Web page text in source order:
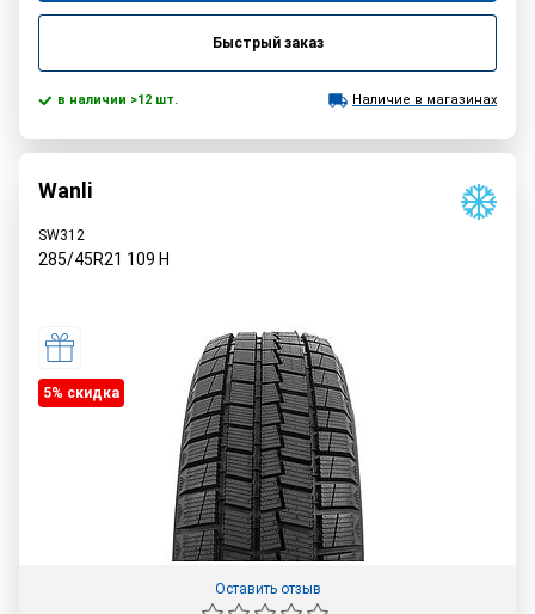
Быстрый заказ
в наличии >12 шт. Наличие в магазинах
Wanli
SW312
285/45R21 109 H
5% cкидка
Оставить отзыв